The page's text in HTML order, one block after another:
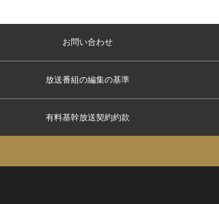
お問い合わせ
放送番組の編集の基準
有料基幹放送契約約款